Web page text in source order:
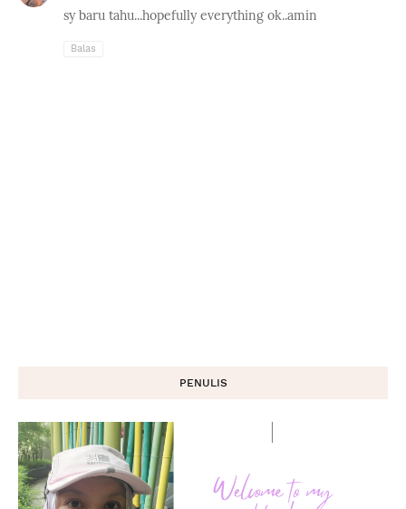
sy baru tahu...hopefully everything ok..amin
Balas
PENULIS